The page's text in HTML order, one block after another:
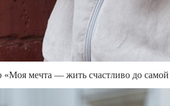
«Моя мечта — жить счастливо до самой